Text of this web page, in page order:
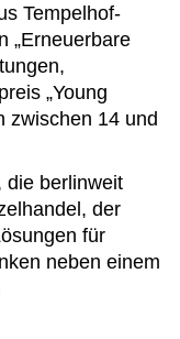
Tempelhof-
„Erneuerbare
„Young
zwischen 14 und
die berlinweit
der
für
neben einem